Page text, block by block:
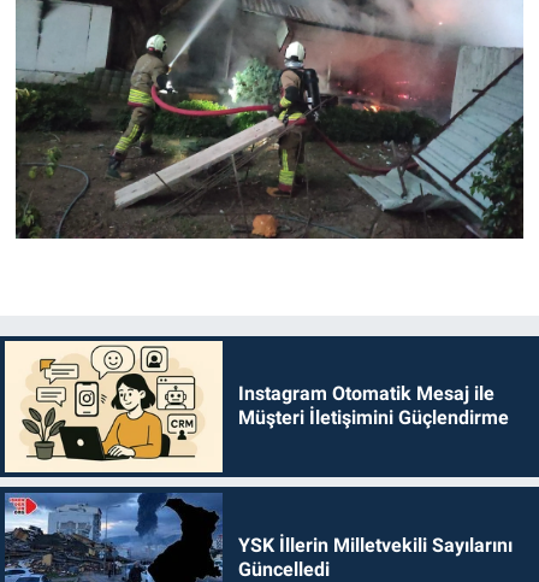
Instagram Otomatik Mesaj ile
Müşteri İletişimini Güçlendirme
YSK İllerin Milletvekili Sayılarını
Güncelledi